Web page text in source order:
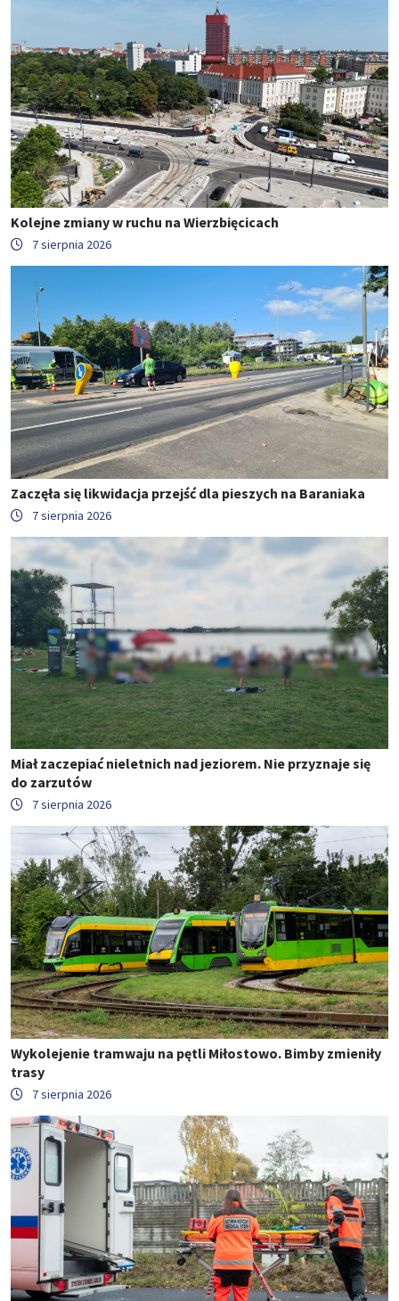
Kolejne zmiany w ruchu na Wierzbięcicach
7 sierpnia 2026
Zaczęła się likwidacja przejść dla pieszych na Baraniaka
7 sierpnia 2026
Miał zaczepiać nieletnich nad jeziorem. Nie przyznaje się
do zarzutów
7 sierpnia 2026
Wykolejenie tramwaju na pętli Miłostowo. Bimby zmieniły
trasy
7 sierpnia 2026